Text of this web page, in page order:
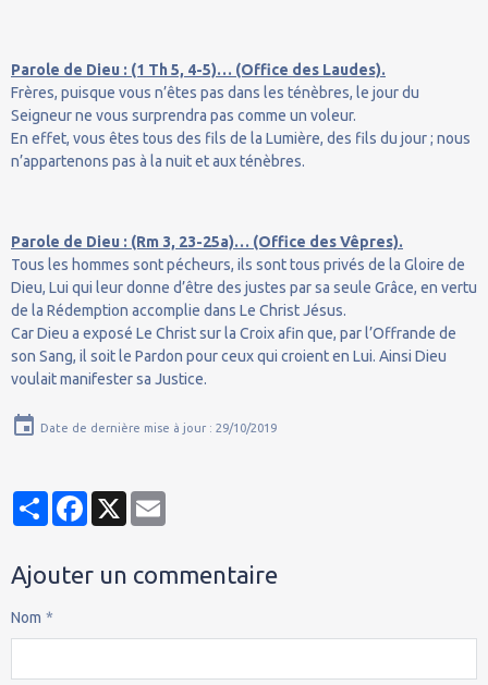
Parole de Dieu : (1 Th 5, 4-5)… (Office des Laudes).
Frères, puisque vous n’êtes pas dans les ténèbres, le jour du
Seigneur ne vous surprendra pas comme un voleur.
En effet, vous êtes tous des fils de la Lumière, des fils du jour ; nous
n’appartenons pas à la nuit et aux ténèbres.
Parole de Dieu : (Rm 3, 23-25a)… (Office des Vêpres).
Tous les hommes sont pécheurs, ils sont tous privés de la Gloire de
Dieu, Lui qui leur donne d’être des justes par sa seule Grâce, en vertu
de la Rédemption accomplie dans Le Christ Jésus.
Car Dieu a exposé Le Christ sur la Croix afin que, par l’Offrande de
son Sang, il soit le Pardon pour ceux qui croient en Lui. Ainsi Dieu
voulait manifester sa Justice.
Date de dernière mise à jour : 29/10/2019
PartagerFacebook
X
Ajouter un commentaire
Nom